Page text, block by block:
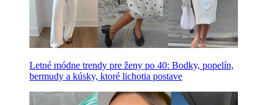
Letné módne trendy pre ženy po 40: Bodky, popelín,
bermudy a kúsky, ktoré lichotia postave